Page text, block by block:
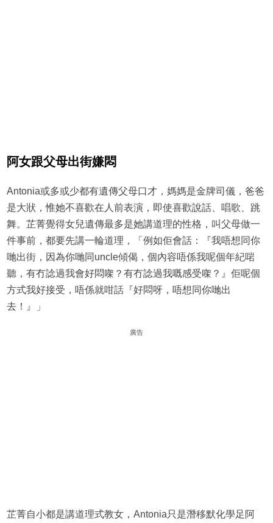
阿女跟父母出街嫌悶
Antonia或多或少都有遺傳父母口才，媽媽是金牌司儀，爸爸
是大狀，惟她不喜歡在人前表演，即使喜歡說話、唱歌、跳
舞。芷菁覺得女兒遺傳最多是她講道理的性格，叫父母做一
件事前，都要先講一輪道理，「例如佢會話：『我唔想同你
哋出街，因為你哋同uncle傾偈，個內容唔係我呢個年紀啱
聽，有冇諗過我會好悶㗎？有冇諗過我嘅感受㗎？』佢呢個
方式我好接受，唔係就咁話『好悶呀，唔想同你哋出
去！』」
廣告
芷菁自小都是講道理式教女，Antonia只是潛移默化學足阿